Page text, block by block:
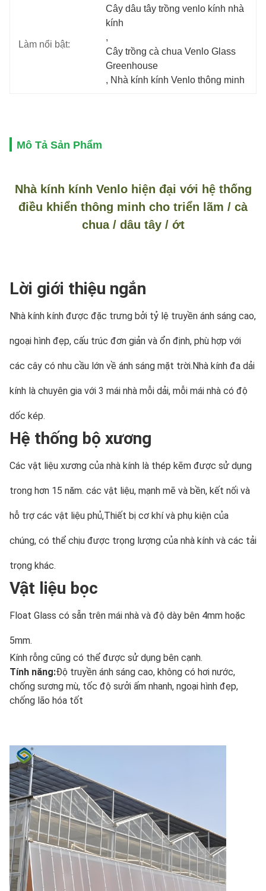
Làm nổi bật:
Cây dâu tây trồng venlo kính nhà
kính
,
Cây trồng cà chua Venlo Glass
Greenhouse
, Nhà kính kính Venlo thông minh
Mô Tả Sản Phẩm
Nhà kính kính Venlo hiện đại với hệ thống
điều khiển thông minh cho triển lãm / cà
chua / dâu tây / ớt
Lời giới thiệu ngắn
Nhà kính kính được đặc trưng bởi tỷ lệ truyền ánh sáng cao,
ngoại hình đẹp, cấu trúc đơn giản và ổn định, phù hợp với
các cây có nhu cầu lớn về ánh sáng mặt trời.Nhà kính đa dải
kính là chuyên gia với 3 mái nhà mỗi dải, mỗi mái nhà có độ
dốc kép.
Hệ thống bộ xương
Các vật liệu xương của nhà kính là thép kẽm được sử dụng
trong hơn 15 năm. các vật liệu, mạnh mẽ và bền, kết nối và
hỗ trợ các vật liệu phủ,Thiết bị cơ khí và phụ kiện của
chúng, có thể chịu được trọng lượng của nhà kính và các tải
trọng khác.
Vật liệu bọc
Float Glass có sẵn trên mái nhà và độ dày bên 4mm hoặc
5mm.
Kính rỗng cũng có thể được sử dụng bên cạnh.
Tính năng:Độ truyền ánh sáng cao, không có hơi nước,
chống sương mù, tốc độ sưởi ấm nhanh, ngoại hình đẹp,
chống lão hóa tốt